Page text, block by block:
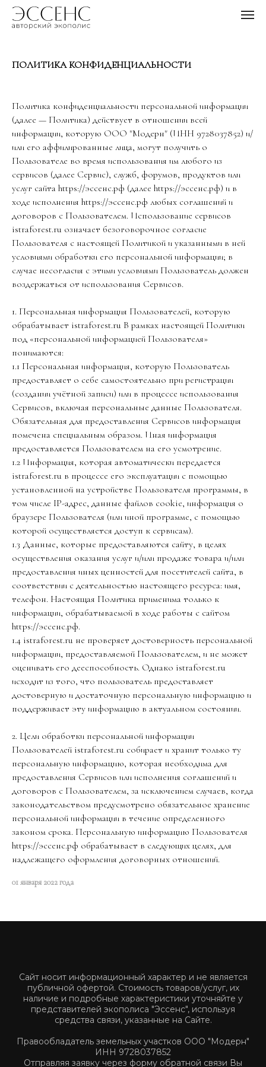
ПОЛИТИКА КОНФИДЕНЦИАЛЬНОСТИ
Политика конфиденциальности персональной информации
(далее — Политика) действует в отношении всей
информации, которую ООО "Модерн" (ИНН 9728037852) и/
или его аффилированные лица, могут получить о
Пользователе во время использования им любого из
сервисов (далее Сервис), служб, форумов, продуктов или
услуг сайта https://эссенс.рф (далее https://эссенс.рф) и в
ходе исполнения https://эссенс.рф любых соглашений и
договоров с Пользователем. Использование сервисов
istraforest.ru означает безоговорочное согласие
Пользователя с настоящей Политикой и указанными в ней
условиями обработки его персональной информации; в
случае несогласия с этими условиями Пользователь должен
воздержаться от использования Сервисов.
1. Персональная информация Пользователей, которую
обрабатывает istraforest.ru В рамках настоящей Политики
под «персональной информацией Пользователя»
понимаются:
1.1 Персональная информация, которую Пользователь
предоставляет о себе самостоятельно при регистрации
(создании учётной записи) или в процессе использования
Сервисов, включая персональные данные Пользователя.
Обязательная для предоставления Сервисов информация
помечена специальным образом. Иная информация
предоставляется Пользователем на его усмотрение.
1.2 Информация, которая автоматически передается
istraforest.ru в процессе его эксплуатации с помощью
установленной на устройстве Пользователя программы, в
том числе IP-адрес, данные файлов cookie, информация о
браузере Пользователя (или иной программе, с помощью
которой осуществляется доступ к сервисам).
1.3 Данные, которые предоставляются сайту, в целях
осуществления оказания услуг и/или продаже товара и/или
предоставления иных ценностей для посетителей сайта, в
соответствии с деятельностью настоящего ресурса: имя,
телефон. Настоящая Политика применима только к
информации, обрабатываемой в ходе работы с сайтом
https://эссенс.рф.
1.4 istraforest.ru не проверяет достоверность персональной
информации, предоставляемой Пользователем, и не может
оценивать его дееспособность. Однако istraforest.ru
исходит из того, что пользователь предоставляет
достоверную и достаточную персональную информацию и
поддерживает эту информацию в актуальном состоянии.
2. Цели обработки персональной информации
Пользователей istraforest.ru собирает и хранит только ту
персональную информацию, которая необходима для
предоставления Сервисов или исполнения соглашений и
договоров с Пользователем, за исключением случаев, когда
законодательством предусмотрено обязательное хранение
персональной информации в течение определенного
законом срока. Персональную информацию Пользователя
https://эссенс.рф обрабатывает в следующих целях, для
надлежащего оформления договорных отношений.
01 января 2022 года
Сайт носит информационный характер и не является
публичной офертой. Стоимость товаров/услуг, их
наличие и подробные характеристики уточняйте у
представителей экополиса "Эссенс", используя
средства связи, указанные на Сайте.
Правообладатель земельных участков ООО "Модерн"
ИНН 9728037852
Отправляя заявку через форму обратной связи Вы